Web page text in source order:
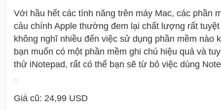
Với hầu hết các tính năng trên máy Mac, các phần
cảu chính Apple thường đem lại chất lượng rất
không nghĩ nhiều đến việc sử dụng phần mềm nào
bạn muốn có một phần mềm ghi chú hiệu quả và
thử iNotepad, rất có thể bạn sẽ từ bỏ việc dùng
Giá cũ: 24,99 USD